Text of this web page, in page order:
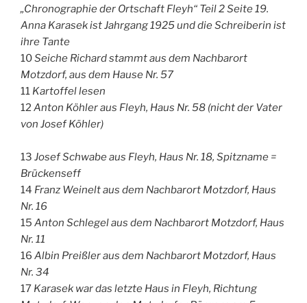
„Chronographie der Ortschaft Fleyh“ Teil 2 Seite 19.
Anna Karasek ist Jahrgang 1925 und die Schreiberin ist
ihre Tante
10Seiche Richard stammt aus dem Nachbarort
Motzdorf, aus dem Hause Nr. 57
11 Kartoffel lesen
12 Anton Köhler aus Fleyh, Haus Nr. 58 (nicht der Vater
von Josef Köhler)
13 Josef Schwabe aus Fleyh, Haus Nr. 18, Spitzname =
Brückenseff
14 Franz Weinelt aus dem Nachbarort Motzdorf, Haus
Nr. 16
15 Anton Schlegel aus dem Nachbarort Motzdorf, Haus
Nr. 11
16 Albin Preißler aus dem Nachbarort Motzdorf, Haus
Nr. 34
17 Karasek war das letzte Haus in Fleyh, Richtung